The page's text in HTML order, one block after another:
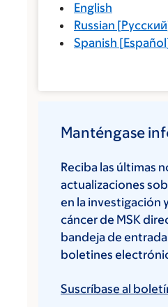
English
Russian [Русский
Spanish [Español
Manténgase
Reciba las últimas
actualizaciones
en la investigación
cáncer de MSK
bandeja de
boletines
Suscríbase al